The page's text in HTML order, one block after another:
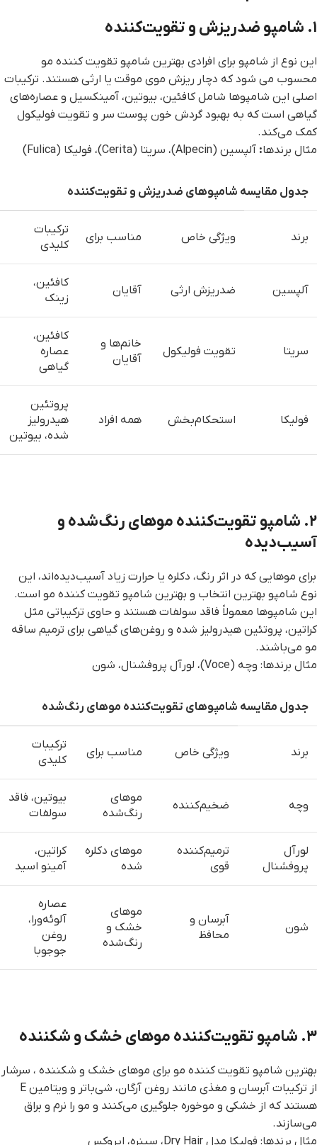
۱. شامپو ضدریزش و تقویت‌کننده
این نوع از شامپو برای افرادی بهترین شامپو تقویت کننده مو
محسوب می شود که دچار ریزش موی موقت یا ارثی هستند. ترکیبات
اصلی این شامپوها شامل کافئین، بیوتین، آمینکسیل و عصاره‌های
گیاهی است که به بهبود گردش خون پوست سر و تقویت فولیکول
کمک می‌کند.
مثال برندها: آلپسین (Alpecin)، سریتا (Cerita)، فولیکا (Fulica)
جدول مقایسه شامپوهای ضدریزش و تقویت‌کننده
برند ویژگی خاص مناسب برای
ترکیبات
کلیدی
آلپسین ضدریزش ارثی آقایان
کافئین،
زینک
سریتا تقویت فولیکول
خانم‌ها و
آقایان
کافئین،
عصاره
گیاهی
فولیکا استحکام‌بخش همه افراد
پروتئین
هیدرولیز
شده، بیوتین
۲. شامپو تقویت‌کننده موهای رنگ‌شده و
آسیب‌دیده
برای موهایی که در اثر رنگ، دکلره یا حرارت زیاد آسیب‌دیده‌اند، این
نوع شامپو بهترین انتخاب و بهترین شامپو تقویت کننده مو است.
این شامپوها معمولاً فاقد سولفات هستند و حاوی ترکیباتی مثل
کراتین، پروتئین هیدرولیز شده و روغن‌های گیاهی برای ترمیم ساقه
مو می‌باشند.
مثال برندها: وچه (Voce)، لورآل پروفشنال، شون
جدول مقایسه شامپوهای تقویت‌کننده موهای رنگ‌شده
برند ویژگی خاص مناسب برای
ترکیبات
کلیدی
وچه ضخیم‌کننده
موهای
رنگ‌شده
بیوتین، فاقد
سولفات
لورآل
پروفشنال
ترمیم‌کننده
قوی
موهای دکلره
شده
کراتین،
آمینو اسید
شون
آبرسان و
محافظ
موهای
خشک و
رنگ‌شده
عصاره
آلوئه‌ورا،
روغن
جوجوبا
۳. شامپو تقویت‌کننده موهای خشک و شکننده
بهترین شامپو تقویت کننده مو برای موهای خشک و شکننده ، سرشار
از ترکیبات آبرسان و مغذی مانند روغن آرگان، شی‌باتر و ویتامین E
هستند که از خشکی و موخوره جلوگیری می‌کنند و مو را نرم و براق
می‌سازند.
مثال برندها: فولیکا مدل Dry Hair، سینره، ایروکس